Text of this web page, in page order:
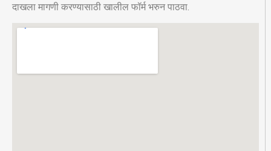
दाखला मागणी करण्यासाठी खालील फॉर्म भरुन पाठवा.